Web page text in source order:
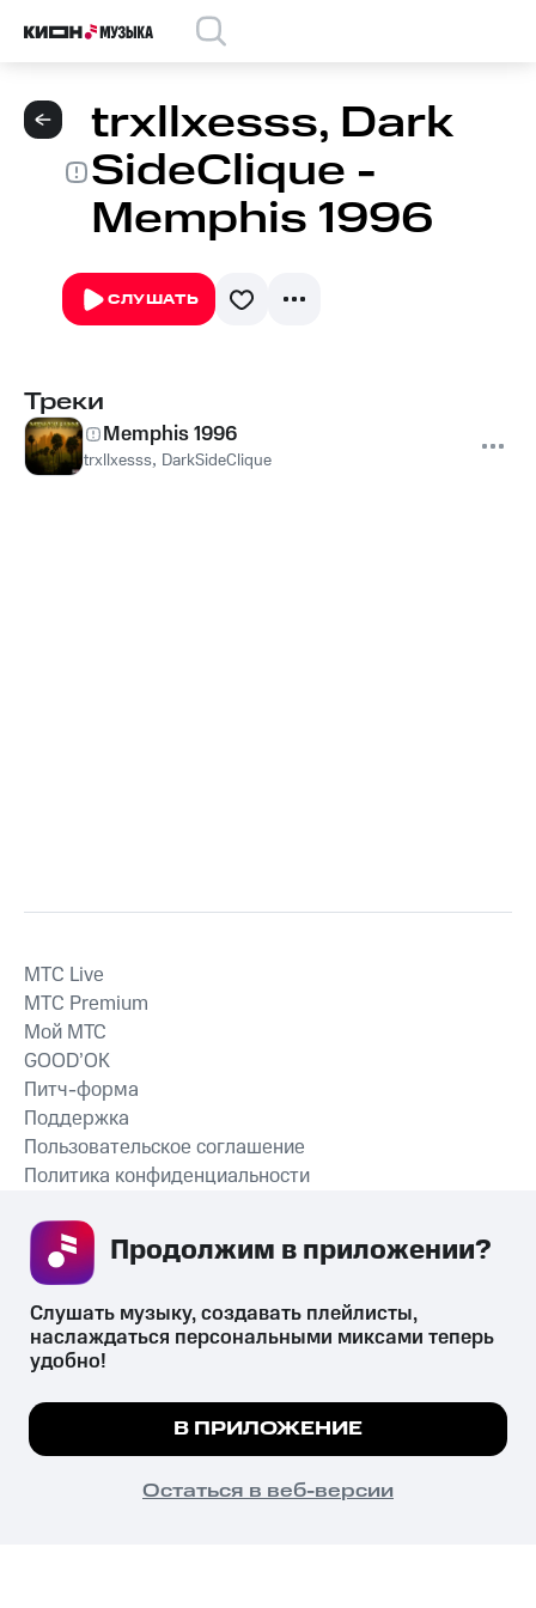
trxllxesss, Dark
SideClique -
Memphis 1996
СЛУШАТЬ
Треки
Memphis 1996
trxllxesss, DarkSideClique
СКАЧАТЬ ПРИЛОЖЕНИЕ
MTС Live
MTС Premium
Мой МТС
GOOD’OK
Питч-форма
Поддержка
Пользовательское соглашение
Политика конфиденциальности
психотропных веществ, их аналогов причиняет вред здоровью,
их незаконный оборот запрещён и влечёт установленную
законодательством ответственность.
© 2026 ООО «КИОН».
Все права защищены
Мы используем куки, чтобы на сайте все
Подробнее
ПОНЯТНО
Слушать музыку, создавать плейлисты,
наслаждаться персональными миксами теперь
удобно!
В ПРИЛОЖЕНИЕ
Остаться в веб-версии